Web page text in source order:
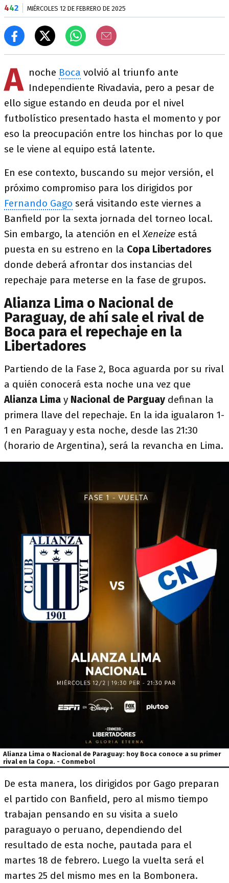
442 MIÉRCOLES 12 DE FEBRERO DE 2025
A noche Boca volvió al triunfo ante
Independiente Rivadavia, pero a pesar de
ello sigue estando en deuda por el nivel
futbolístico presentado hasta el momento y por
eso la preocupación entre los hinchas por lo que
se le viene al equipo está latente.
En ese contexto, buscando su mejor versión, el
próximo compromiso para los dirigidos por
Fernando Gago será visitando este viernes a
Banfield por la sexta jornada del torneo local.
Sin embargo, la atención en elXeneize está
puesta en su estreno en la Copa Libertadores
donde deberá afrontar dos instancias del
repechaje para meterse en la fase de grupos.
Alianza Lima o Nacional de
Paraguay, de ahí sale el rival de
Boca para el repechaje en la
Libertadores
Partiendo de la Fase 2, Boca aguarda por su rival
a quién conocerá esta noche una vez que
Alianza Lima y Nacional de Parguay definan la
primera llave del repechaje. En la ida igualaron 1-
1 en Paraguay y esta noche, desde las 21:30
(horario de Argentina), será la revancha en Lima.
Alianza Lima o Nacional de Paraguay: hoy Boca conoce a su primer
rival en la Copa. - Conmebol
De esta manera, los dirigidos por Gago preparan
el partido con Banfield, pero al mismo tiempo
trabajan pensando en su visita a suelo
paraguayo o peruano, dependiendo del
resultado de esta noche, pautada para el
martes 18 de febrero. Luego la vuelta será el
martes 25 del mismo mes en la Bombonera.